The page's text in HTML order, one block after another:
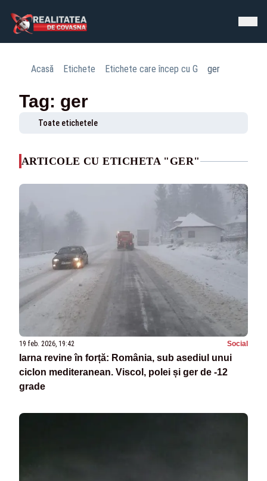
Acasă Etichete Etichete care încep cu G ger
Tag: ger
Toate etichetele
ARTICOLE CU ETICHETA "GER"
19 feb. 2026, 19:42 Social
Iarna revine în forță: România, sub asediul unui
ciclon mediteranean. Viscol, polei și ger de -12
grade